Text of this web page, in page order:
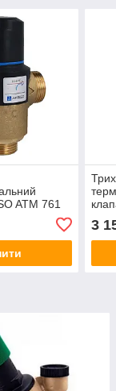
ATM 761
3